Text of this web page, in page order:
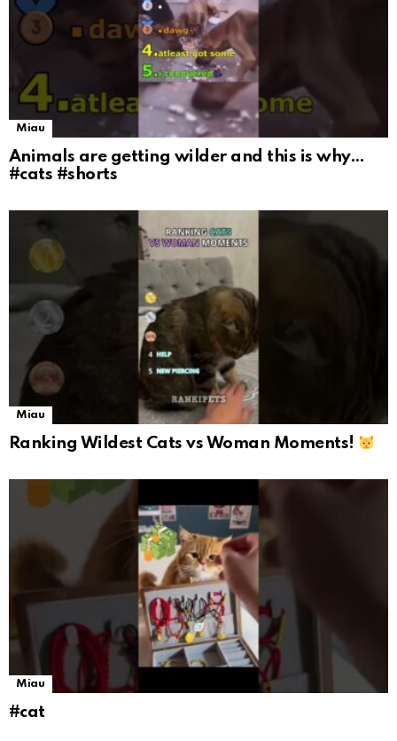
Miau
Animals are getting wilder and this is why…
#cats #shorts
Miau
Ranking Wildest Cats vs Woman Moments!
Miau
#cat